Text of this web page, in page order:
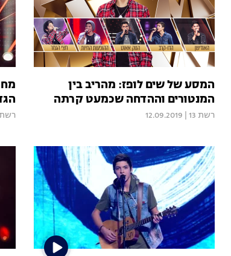
המסע של שים לופז: מהריב בין
המנטורים וההדחה שכמעט קרתה
רשת 13 12.09.2019 רשת